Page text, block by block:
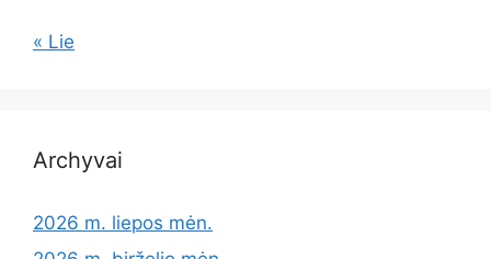
« Lie
Archyvai
2026 m. liepos mėn.